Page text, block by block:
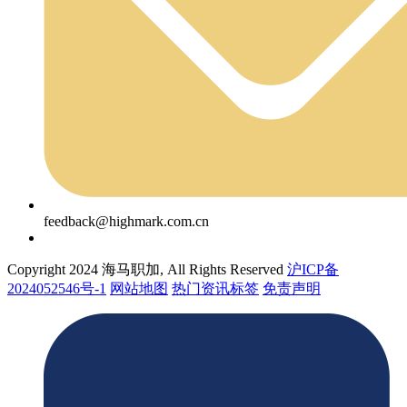
feedback@highmark.com.cn
Copyright 2024 海马职加, All Rights Reserved 沪ICP备
2024052546号-1 网站地图 热门资讯标签 免责声明